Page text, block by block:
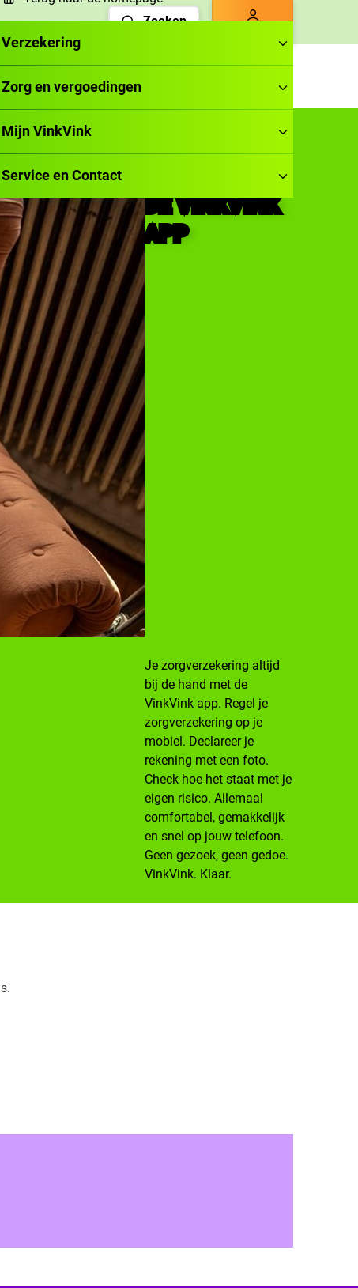
Zoeken
Verzekering
Zorg en vergoedingen
Mijn VinkVink
Service en Contact
DE VINKVINK
APP
Je zorgverzekering altijd
bij de hand met de
VinkVink app. Regel je
zorgverzekering op je
mobiel. Declareer je
rekening met een foto.
Check hoe het staat met je
eigen risico. Allemaal
comfortabel, gemakkelijk
en snel op jouw telefoon.
Geen gezoek, geen gedoe.
VinkVink. Klaar.